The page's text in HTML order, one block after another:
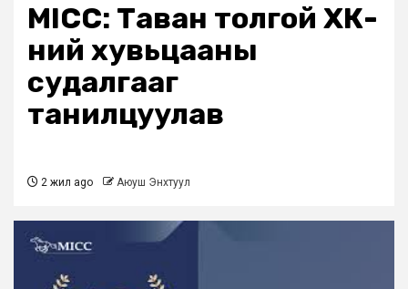
MICC: Таван толгой ХК-
ний хувьцааны
судалгааг
танилцуулав
2 жил ago Аюуш Энхтуул